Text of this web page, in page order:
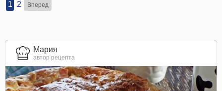
1 2 Вперед
Мария
автор рецепта